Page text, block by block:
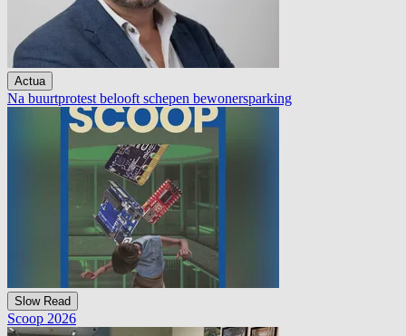
Actua
Na buurtprotest belooft schepen bewonersparking
Slow Read
Scoop 2026